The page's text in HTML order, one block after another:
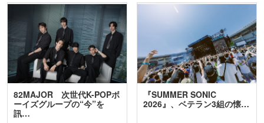
82MAJOR 次世代K-POPボ
ーイズグループの“今”を
訊…
『SUMMER SONIC
2026』、ベテラン3組の懐…